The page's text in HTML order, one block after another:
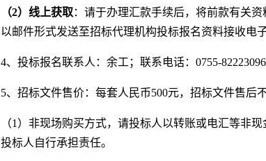
（2）线上获取：请于办理汇款手续后，将前款有关资
以邮件形式发送至招标代理机构投标报名资料接收电
4、投标报名联系人：余工；联系电话：0755-
5、招标文件售价：每套人民币500元，招标文件售后不
（1）非现场购买方式，请投标人以转账或电汇等非
投标人自行承担责任。